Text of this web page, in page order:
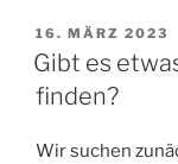
AM
16. MÄRZ 2023
Gibt es
finden?
Wir suchen